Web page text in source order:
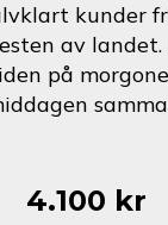
kunder
av
på
4.100 kr